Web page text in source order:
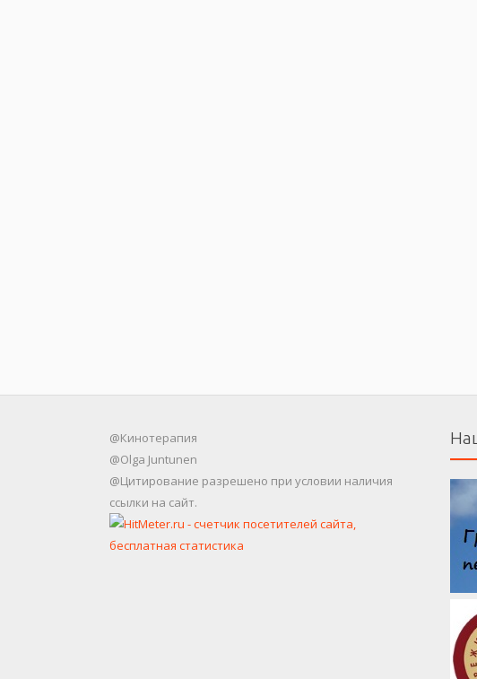
@Кинотерапия
@Olga Juntunen
@Цитирование разрешено при условии наличия
ссылки на сайт.